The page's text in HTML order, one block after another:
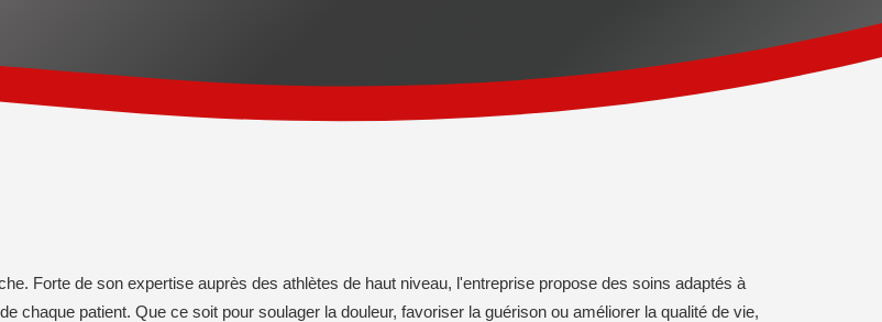
Forte de son expertise auprès des athlètes de haut niveau, l'entreprise propose des soins adaptés à
chaque patient. Que ce soit pour soulager la douleur, favoriser la guérison ou améliorer la qualité de vie,